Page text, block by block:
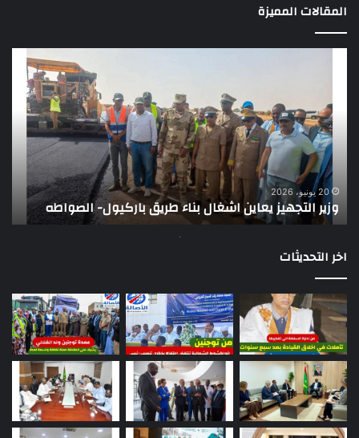
المقالات المميزة
اشغال
بناء
طريق
باركيول-
الصواطه
20 يونيو، 2026
وزير التجهيز يعاين اشغال بناء طريق باركيول- الصواطه
اخر التحديثات